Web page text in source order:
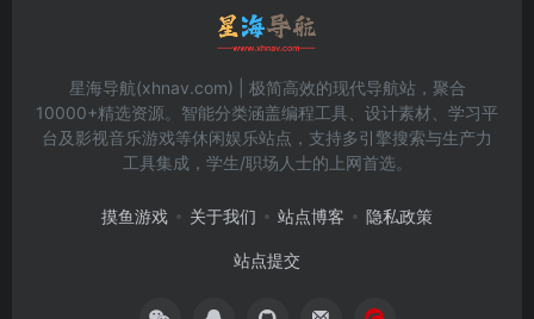
星海导航(xhnav.com) | 极简高效的现代导航站，聚合
10000+精选资源。智能分类涵盖编程工具、设计素材、学习平
台及影视音乐游戏等休闲娱乐站点，支持多引擎搜索与生产力
工具集成，学生/职场人士的上网首选。
摸鱼游戏 关于我们 站点博客 隐私政策
站点提交